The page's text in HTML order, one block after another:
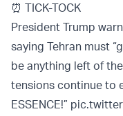
⏰ TICK-TOCK
President Trump
saying Tehran must
be anything left of
tensions continue to
ESSENCE!”